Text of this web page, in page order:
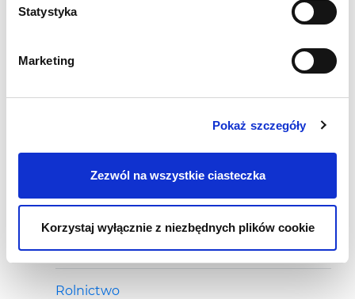
Statystyka
Marketing
Pokaż szczegóły
Zezwól na wszystkie ciasteczka
Korzystaj wyłącznie z niezbędnych plików cookie
Turystyka i gastronomia
Healthcare & Wellness
Office
Fashion&Luxury
Rolnictwo